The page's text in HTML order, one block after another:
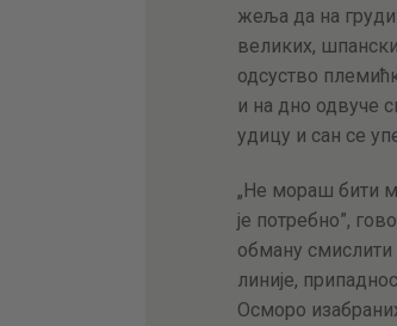
жеља да на
великих,
одсуство
и на дно одвуче
удицу и сан се
„Не мораш бити
је потребно”,
обману
линије,
Осморо